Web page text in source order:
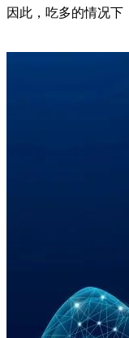
因此，吃多的情况下